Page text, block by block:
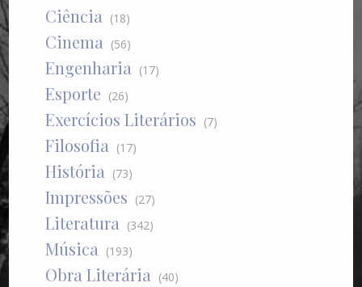
Ciência (18)
Cinema (56)
Engenharia (17)
Esporte (26)
Exercícios Literários (7)
Filosofia (17)
História (73)
Impressões (27)
Literatura (342)
Música (193)
Obra Literária (40)